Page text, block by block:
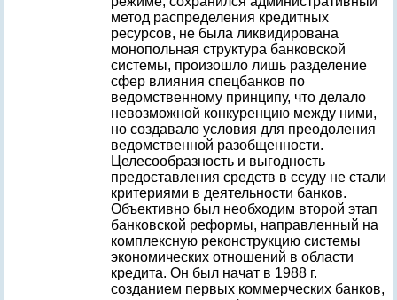
метод распределения кредитных
ресурсов, не была ликвидирована
монопольная структура банковской
системы, произошло лишь разделение
сфер влияния спецбанков по
ведомственному принципу, что делало
невозможной конкуренцию между ними,
но создавало условия для преодоления
ведомственной разобщенности.
Целесообразность и выгодность
предоставления средств в ссуду не стали
критериями в деятельности банков.
Объективно был необходим второй этап
банковской реформы, направленный на
комплексную реконструкцию системы
экономических отношений в области
кредита. Он был начат в 1988 г.
созданием первых коммерческих банков,